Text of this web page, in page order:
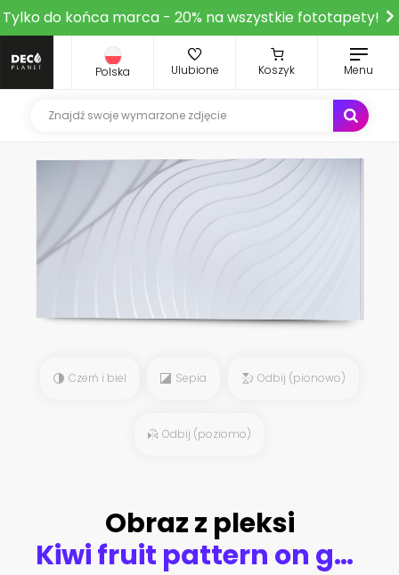
Tylko do końca marca - 20% na wszystkie fototapety!
Polska Ulubione Koszyk Menu
Czerń i biel Sepia Odbij (pionowo)
Odbij (poziomo)
Obraz z pleksi
Kiwi fruit pattern on green background